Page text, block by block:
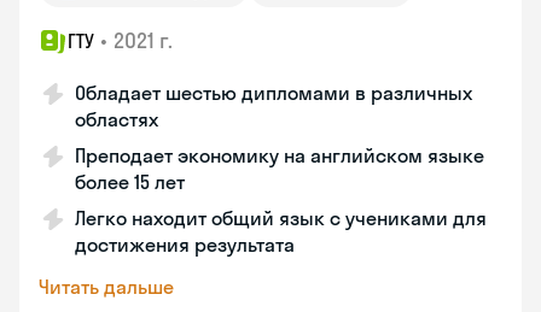
ГТУ • 2021 г.
Обладает шестью дипломами в различных
областях
Преподает экономику на английском языке
более 15 лет
Легко находит общий язык с учениками для
достижения результата
Читать дальше